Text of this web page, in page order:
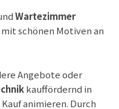
Wartezimmer
schönen Motiven an
Angebote oder
kauffördernd in
animieren. Durch